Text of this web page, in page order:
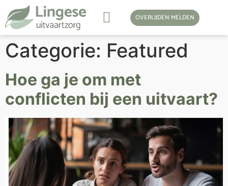
OVERLIJDEN MELDEN
Categorie: Featured
Hoe ga je om met
conflicten bij een uitvaart?